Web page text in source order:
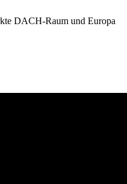
DACH-Raum und Europa